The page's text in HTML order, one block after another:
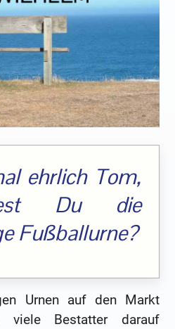
ehrlich Tom,
Du die
Fußballurne?
Urnen auf den Markt
viele Bestatter darauf